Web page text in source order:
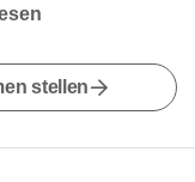
stellen